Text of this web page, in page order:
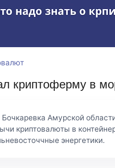
криптоферму в
Амурской
криптовалюты в
энергетики.